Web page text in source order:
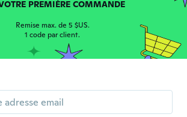
depuis 2015 · 22 avis · 8 chargements
depuis 2016
PREMIÈRE COMMANDE
Remise max. de 5 $US.
1 code par client.